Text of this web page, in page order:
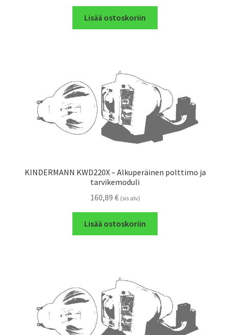
Lisää ostoskoriin
KINDERMANN KWD220X – Alkuperäinen polttimo ja
tarvikemoduli
160,89 € (sis alv)
Lisää ostoskoriin